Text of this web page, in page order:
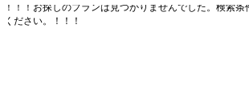
！！！お探しのプランは見つかりませんでした。検索条
ください。！！！